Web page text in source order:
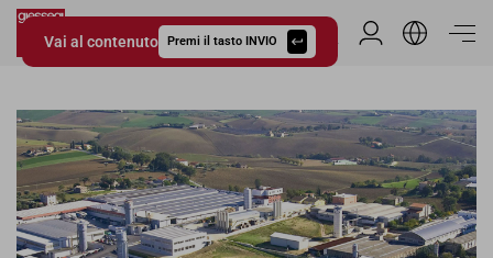
Vai al contenuto Premi il tasto INVIO
Giessegi.it
Area Riservata